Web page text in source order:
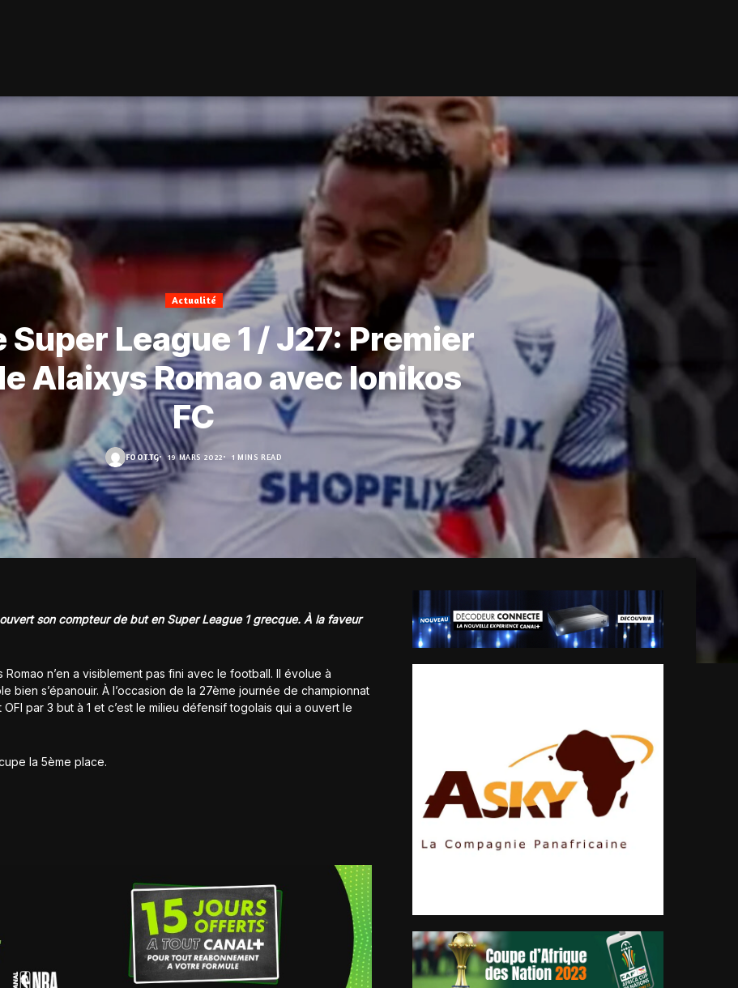
Actualité
Super League 1 / J27: Premier
Alaixys Romao avec Ionikos
FC
FOOT.TG 19 MARS 2022 1 MINS READ
son compteur de but en Super League 1 grecque. À la faveur
Romao n’en a visiblement pas fini avec le football. Il évolue à
bien s’épanouir. À l’occasion de la 27ème journée de championnat
par 3 but à 1 et c’est le milieu défensif togolais qui a ouvert le
la 5ème place.